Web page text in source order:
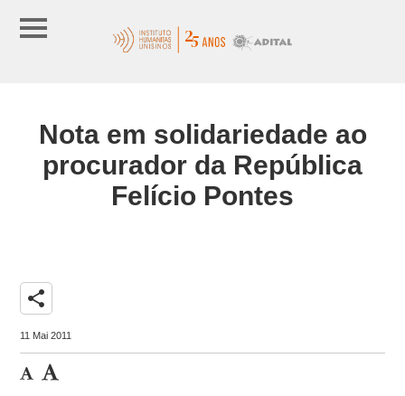
Nota em solidariedade ao
procurador da República
Felício Pontes
share
11 Mai 2011